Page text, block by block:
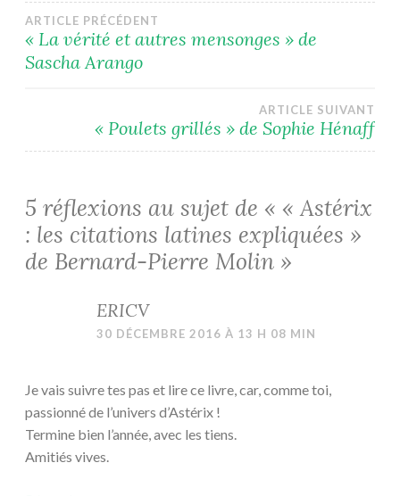
Navigation
de
l’article
ARTICLE PRÉCÉDENT
« La vérité et autres mensonges » de
Sascha Arango
ARTICLE SUIVANT
« Poulets grillés » de Sophie Hénaff
5 réflexions au sujet de « « Astérix
: les citations latines expliquées »
de Bernard-Pierre Molin »
ERICV
30 DÉCEMBRE 2016 À 13 H 08 MIN
Je vais suivre tes pas et lire ce livre, car, comme toi,
passionné de l’univers d’Astérix !
Termine bien l’année, avec les tiens.
Amitiés vives.